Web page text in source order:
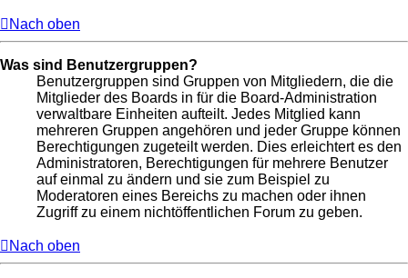
Nach oben
Was sind Benutzergruppen?
Benutzergruppen sind Gruppen von Mitgliedern, die die
Mitglieder des Boards in für die Board-Administration
verwaltbare Einheiten aufteilt. Jedes Mitglied kann
mehreren Gruppen angehören und jeder Gruppe können
Berechtigungen zugeteilt werden. Dies erleichtert es den
Administratoren, Berechtigungen für mehrere Benutzer
auf einmal zu ändern und sie zum Beispiel zu
Moderatoren eines Bereichs zu machen oder ihnen
Zugriff zu einem nichtöffentlichen Forum zu geben.
Nach oben